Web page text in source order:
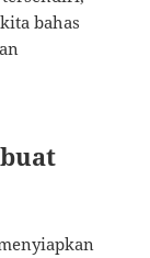
bahas